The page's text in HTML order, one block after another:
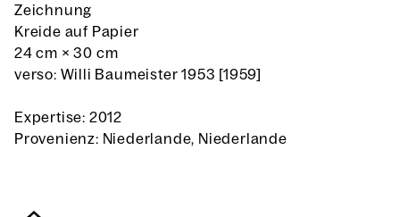
Zeichnung
Kreide auf Papier
24 cm ×30 cm
verso: Willi Baumeister 1953 [1959]
Expertise: 2012
Provenienz: Niederlande, Niederlande